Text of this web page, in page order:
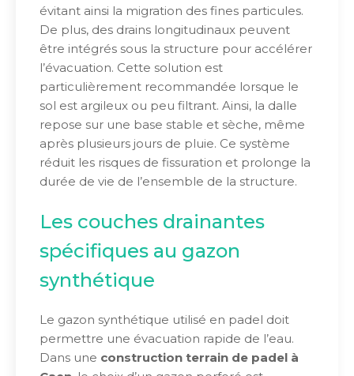
évitant ainsi la migration des fines particules.
De plus, des drains longitudinaux peuvent
être intégrés sous la structure pour accélérer
l’évacuation. Cette solution est
particulièrement recommandée lorsque le
sol est argileux ou peu filtrant. Ainsi, la dalle
repose sur une base stable et sèche, même
après plusieurs jours de pluie. Ce système
réduit les risques de fissuration et prolonge la
durée de vie de l’ensemble de la structure.
Les couches drainantes
spécifiques au gazon
synthétique
Le gazon synthétique utilisé en padel doit
permettre une évacuation rapide de l’eau.
Dans une construction terrain de padel à